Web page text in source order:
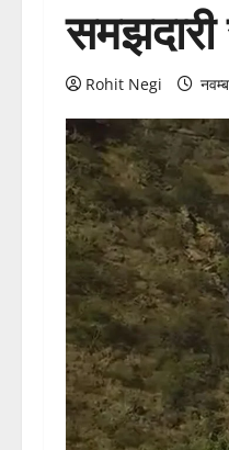
Rohit Negi